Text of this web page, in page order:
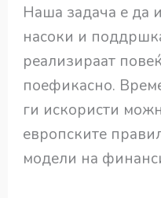
Наша задача е да
насоки и
реализираат
поефикасно.
ги искористи
европските
модели на